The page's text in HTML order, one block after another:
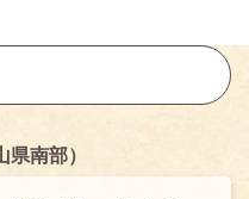
県南部）